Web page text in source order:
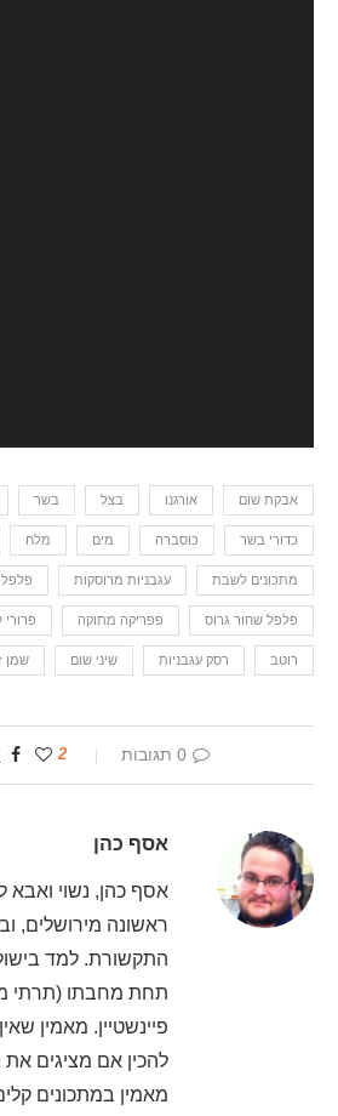
אבקת שום אורגנו בצל בשר
כדורי בשר כוסברה מים מלח
מתכונים לשבת עגבניות מרוסקות פלפל
פלפל שחור גרוס פפריקה מתוקה פרורי
רוטב רסק עגבניות שיני שום שמן
0 תגובות 2
אסף כהן
ראשונה מירושלים,
התקשורת. למד
תחת מחבתו (תרתי
פיינשטיין. מאמין
להכין אם מציגים את
מאמין במתכונים